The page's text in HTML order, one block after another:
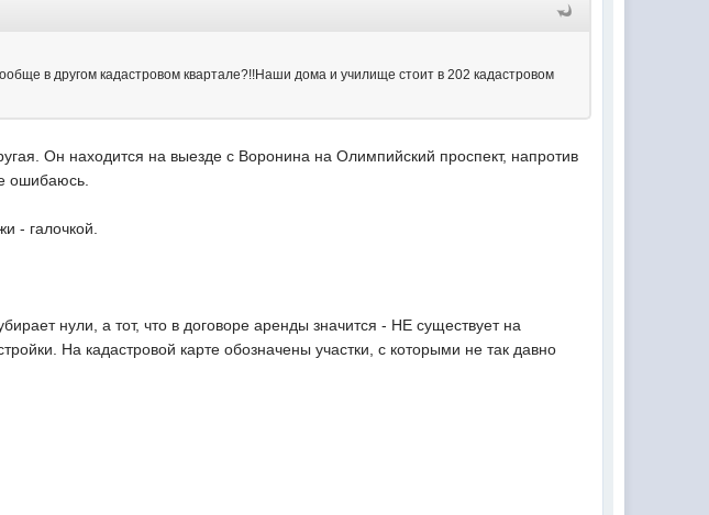
в другом кадастровом квартале?!!Наши дома и училище стоит в 202 кадастровом
Он находится на выезде с Воронина на Олимпийский проспект, напротив
ошибаюсь.
- галочкой.
нули, а тот, что в договоре аренды значится - НЕ существует на
На кадастровой карте обозначены участки, с которыми не так давно